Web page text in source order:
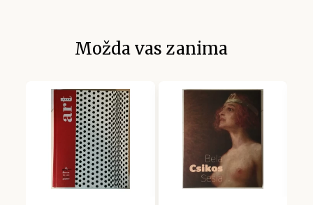
Možda vas zanima